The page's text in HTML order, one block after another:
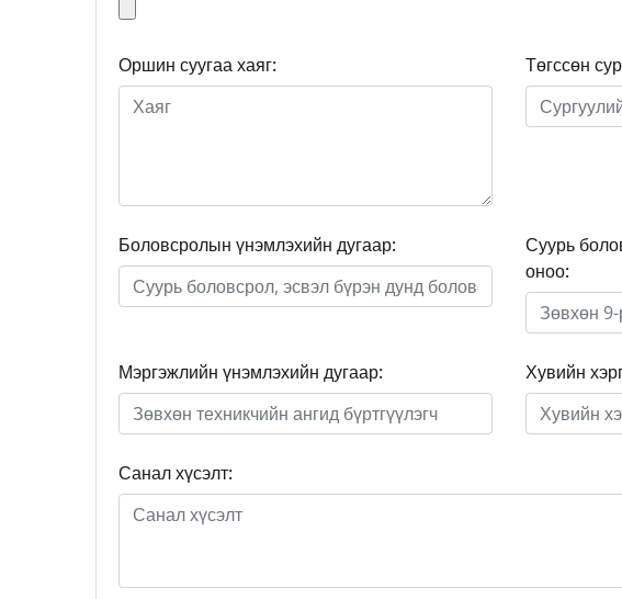
Оршин суугаа хаяг: Төгссөн
Боловсролын үнэмлэхийн дугаар:
Суурь
оноо:
Мэргэжлийн үнэмлэхийн дугаар: Хувийн
Санал хүсэлт: